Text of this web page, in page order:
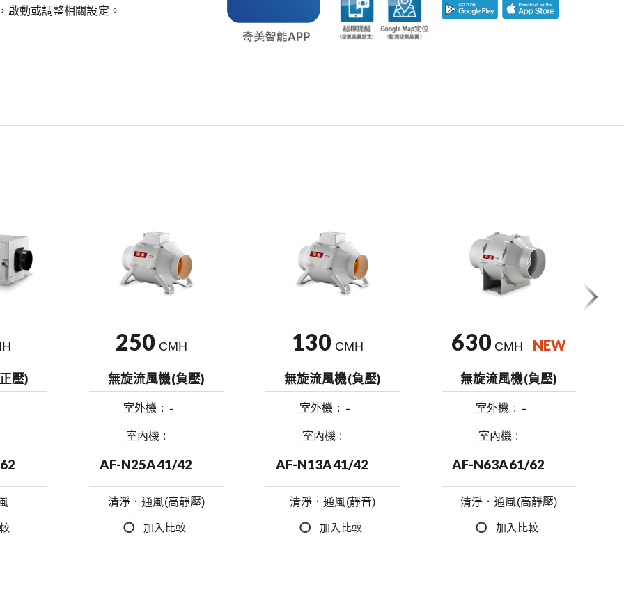
啟動或調整相關設定。
壓)
250 CMH
無旋流風機(負壓)
室外機 -
室內機
AF-N25A41/42
清淨．通風(高靜壓)
130 CMH
無旋流風機(負壓)
室外機 -
室內機
AF-N13A41/42
清淨．通風(靜音)
630 CMH NEW
無旋流風機(負壓)
室外機 -
室內機
AF-N63A61/62
清淨．通風(高靜壓)